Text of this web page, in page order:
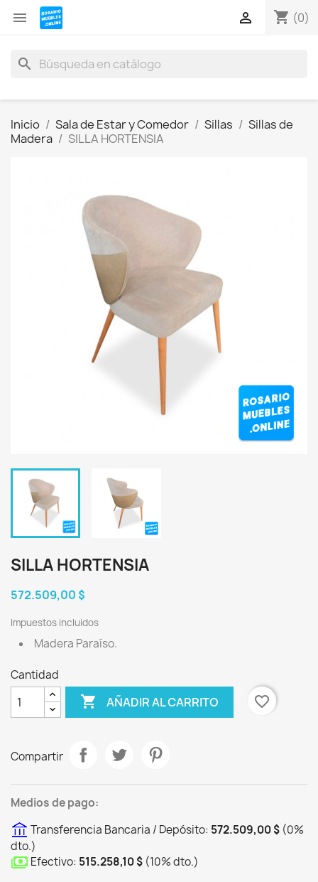
 shopping_cart (0)

search
Inicio Sala de Estar y Comedor Sillas
Sillas de
Madera
SILLA HORTENSIA
SILLA HORTENSIA
572.509,00 $
Impuestos incluidos
Madera Paraíso.
Cantidad
 AÑADIR AL CARRITO favorite_border
Compartir
Medios de pago:
Transferencia Bancaria / Depósito: 572.509,00 $ (0%
dto.)
Efectivo: 515.258,10 $ (10%dto.)